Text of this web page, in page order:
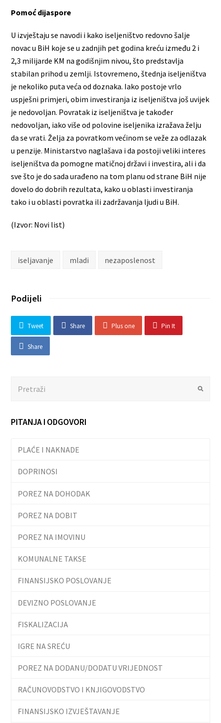
Pomoć dijaspore
U izvještaju se navodi i kako iseljeništvo redovno šalje
novac u BiH koje se u zadnjih pet godina kreću između 2 i
2,3 milijarde KM na godišnjim nivou, što predstavlja
stabilan prihod u zemlji. Istovremeno, štednja iseljeništva
je nekoliko puta veća od doznaka. Iako postoje vrlo
uspješni primjeri, obim investiranja iz iseljeništva još uvijek
je nedovoljan. Povratak iz iseljeništva je također
nedovoljan, iako više od polovine iseljenika izražava želju
da se vrati. Želja za povratkom većinom se veže za odlazak
u penzije. Ministarstvo naglašava i da postoji veliki interes
iseljeništva da pomogne matičnoj državi i investira, ali i da
sve što je do sada urađeno na tom planu od strane BiH nije
dovelo do dobrih rezultata, kako u oblasti investiranja
tako i u oblasti povratka ili zadržavanja ljudi u BiH.
(Izvor: Novi list)
iseljavanje mladi nezaposlenost
Podijeli
Tweet Share Plus one Pin It
Share
Submit
PITANJA I ODGOVORI
PLAĆE I NAKNADE
DOPRINOSI
POREZ NA DOHODAK
POREZ NA DOBIT
POREZ NA IMOVINU
KOMUNALNE TAKSE
FINANSIJSKO POSLOVANJE
DEVIZNO POSLOVANJE
FISKALIZACIJA
IGRE NA SREĆU
POREZ NA DODANU/DODATU VRIJEDNOST
RAČUNOVODSTVO I KNJIGOVODSTVO
FINANSIJSKO IZVJEŠTAVANJE